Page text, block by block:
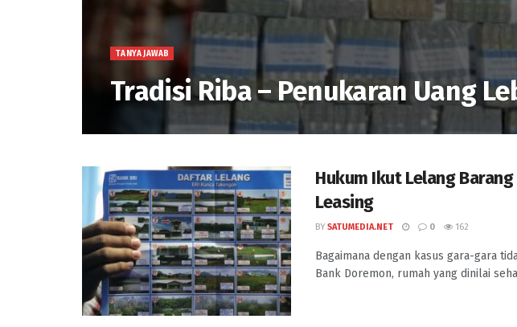
TANYA JAWAB
Tradisi Riba – Penukaran Uang
Hukum Ikut Lelang
Leasing
BY SATUMEDIA.NET 0 162
Bagaimana dengan kasus gara-gara
Bank Doremon, rumah yang dinilai